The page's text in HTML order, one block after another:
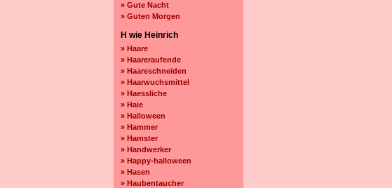
» Gute Nacht
» Guten Morgen
H wie Heinrich
» Haare
» Haareraufende
» Haareschneiden
» Haarwuchsmittel
» Haessliche
» Haie
» Halloween
» Hammer
» Hamster
» Handwerker
» Happy-halloween
» Hasen
» Haubentaucher